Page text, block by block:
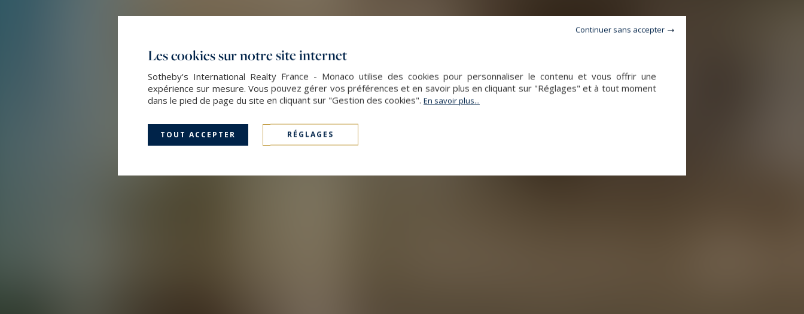
Les cookies sur notre site internet
Sotheby's International Realty France - Monaco utilise des cookies pour personnaliser le contenu et vous offrir une
expérience sur mesure. Vous pouvez gérer vos préférences et en savoir plus en cliquant sur "Réglages" et à tout moment
dans le pied de page du site en cliquant sur "Gestion des cookies". En savoir plus...
TOUT ACCEPTER RÉGLAGES
Continuer sans accepter